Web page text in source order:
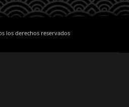
los derechos reservados